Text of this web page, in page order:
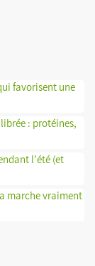
favorisent une
: protéines,
l'été (et
marche vraiment